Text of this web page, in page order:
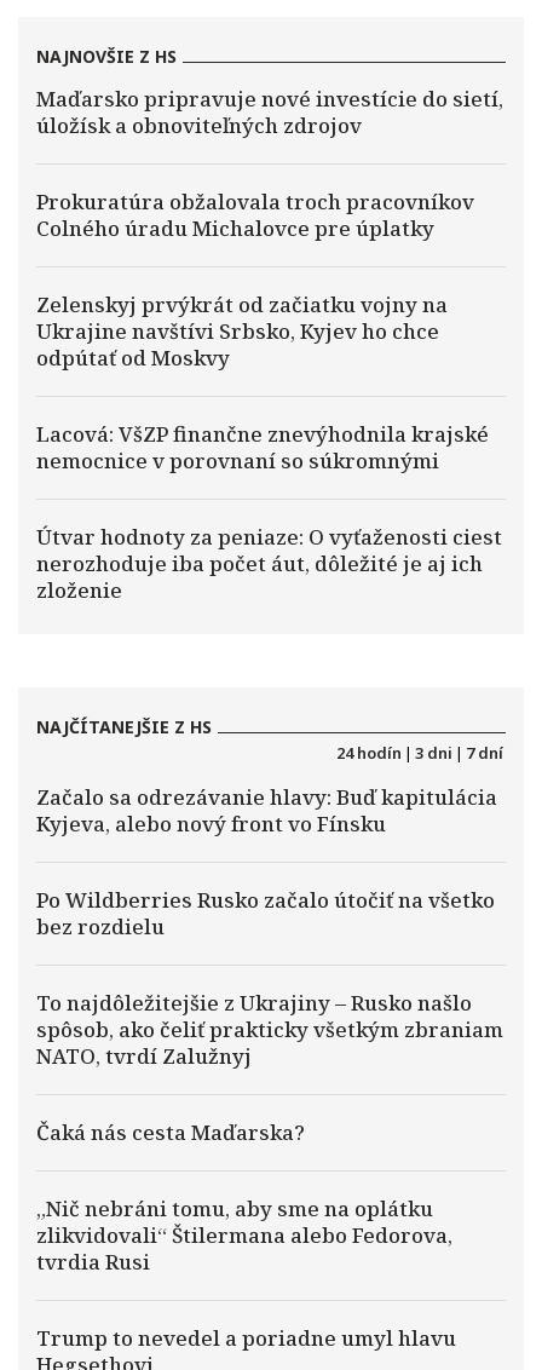
NAJNOVŠIE Z HS
Maďarsko pripravuje nové investície do sietí,
úložísk a obnoviteľných zdrojov
Prokuratúra obžalovala troch pracovníkov
Colného úradu Michalovce pre úplatky
Zelenskyj prvýkrát od začiatku vojny na
Ukrajine navštívi Srbsko, Kyjev ho chce
odpútať od Moskvy
Lacová: VšZP finančne znevýhodnila krajské
nemocnice v porovnaní so súkromnými
Útvar hodnoty za peniaze: O vyťaženosti ciest
nerozhoduje iba počet áut, dôležité je aj ich
zloženie
NAJČÍTANEJŠIE Z HS
24 hodín | 3 dni | 7 dní
Začalo sa odrezávanie hlavy: Buď kapitulácia
Kyjeva, alebo nový front vo Fínsku
Po Wildberries Rusko začalo útočiť na všetko
bez rozdielu
To najdôležitejšie z Ukrajiny – Rusko našlo
spôsob, ako čeliť prakticky všetkým zbraniam
NATO, tvrdí Zalužnyj
Čaká nás cesta Maďarska?
„Nič nebráni tomu, aby sme na oplátku
zlikvidovali“ Štilermana alebo Fedorova,
tvrdia Rusi
Trump to nevedel a poriadne umyl hlavu